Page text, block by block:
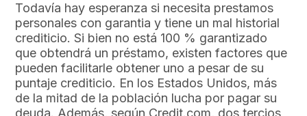
Todavía hay esperanza si necesita prestamos
personales con garantia y tiene un mal historial
crediticio. Si bien no está 100 % garantizado
que obtendrá un préstamo, existen factores que
pueden facilitarle obtener uno a pesar de su
puntaje crediticio. En los Estados Unidos, más
de la mitad de la población lucha por pagar su
deuda. Además, según Credit.com, dos tercios